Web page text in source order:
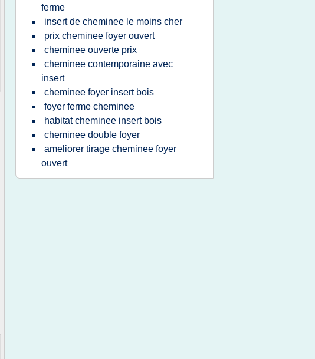
ferme
insert de cheminee le moins cher
prix cheminee foyer ouvert
cheminee ouverte prix
cheminee contemporaine avec
insert
cheminee foyer insert bois
foyer ferme cheminee
habitat cheminee insert bois
cheminee double foyer
ameliorer tirage cheminee foyer
ouvert